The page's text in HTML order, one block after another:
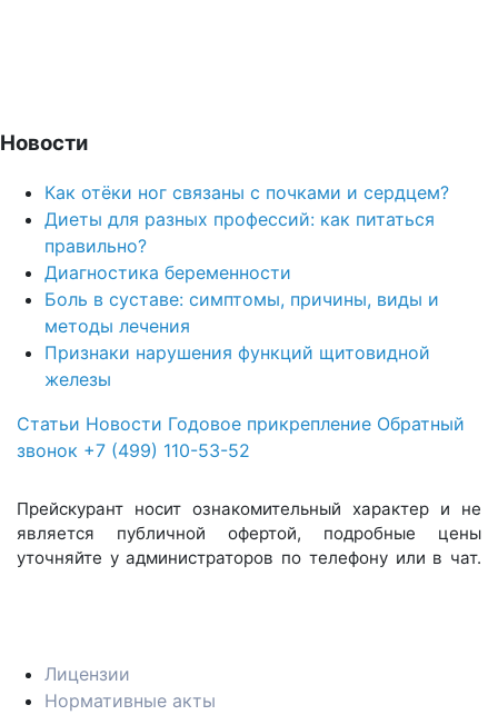
Новости
Как отёки ног связаны с почками и сердцем?
Диеты для разных профессий: как питаться
правильно?
Диагностика беременности
Боль в суставе: симптомы, причины, виды и
методы лечения
Признаки нарушения функций щитовидной
железы
Статьи Новости Годовое прикрепление Обратный
звонок +7 (499) 110-53-52
Прейскурант носит ознакомительный характер и не
является публичной офертой, подробные цены
уточняйте у администраторов по телефону или в чат.
Лицензии
Нормативные акты